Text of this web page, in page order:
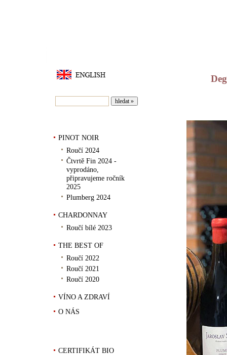
PINOT NOIR
Roučí 2024
Čtvrtě Fin 2024 -
vyprodáno,
připravujeme ročník
2025
Plumberg 2024
CHARDONNAY
Roučí bílé 2023
THE BEST OF
Roučí 2022
Roučí 2021
Roučí 2020
VÍNO A ZDRAVÍ
O NÁS
CERTIFIKÁT BIO